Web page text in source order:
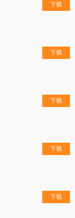
下载
下载
下载
下载
下载